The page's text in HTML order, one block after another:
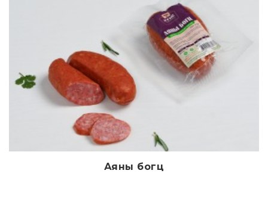
Аяны богц